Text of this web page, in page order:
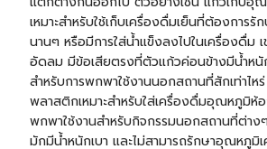
เหมาะสำหรับใช้เก็บเครื่องดื่มเย็นที่ต้องการ
นานๆ หรือมีการใส่น้ำแข็งลงไปในเครื่องดื่ม
อัดลม มีข้อเสียตรงที่ตัวแก้วค่อนข้างมีน้ำหนั
สำหรับการพกพาใช้งานนอกสถานที่สักเท่าไห
พลาสติกเหมาะสำหรับใส่เครื่องดื่มอุณหภูมิห้
พกพาใช้งานสำหรับกิจกรรมนอกสถานที่ต่าง
มักมีน้ำหนักเบา และไม่สามารถรักษาอุณหภูมิ